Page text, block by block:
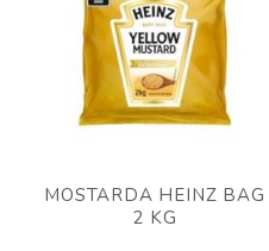
MOSTARDA HEINZ BAG
2 KG